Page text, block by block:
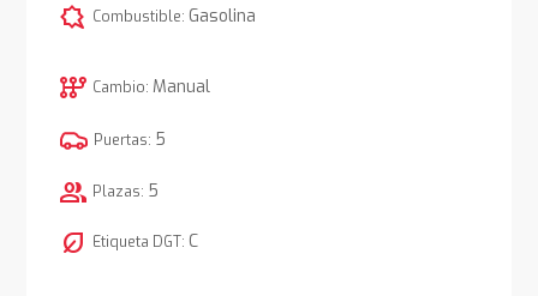
comic_bubble Combustible: Gasolina
auto_transmission Cambio: Manual
Puertas: 5
group Plazas: 5
nest_eco_leaf Etiqueta DGT: C